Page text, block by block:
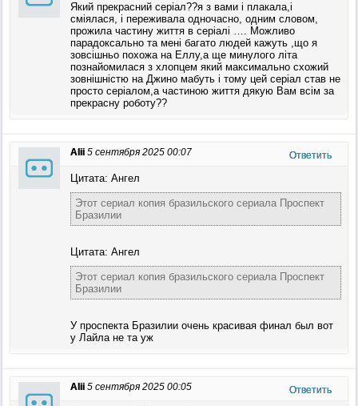
Який прекрасний серіал??я з вами і плакала,і
сміялася, і переживала одночасно, одним словом,
прожила частину життя в серіалі …. Можливо
парадоксально та мені багато людей кажуть ,що я
зовсішньо похожа на Еллу,а ще минулого літа
познайомилася з хлопцем який максимально схожий
зовнішністю на Джино мабуть і тому цей серіал став не
просто серіалом,а частиною життя дякую Вам всім за
прекрасну роботу??
Alii 5 сентября 2025 00:07 Ответить
Цитата: Ангел
Этот сериал копия бразильского сериала Проспект
Бразилии
Цитата: Ангел
Этот сериал копия бразильского сериала Проспект
Бразилии
У проспекта Бразилии очень красивая финал был вот
у Лайла не та уж
Alii 5 сентября 2025 00:05 Ответить